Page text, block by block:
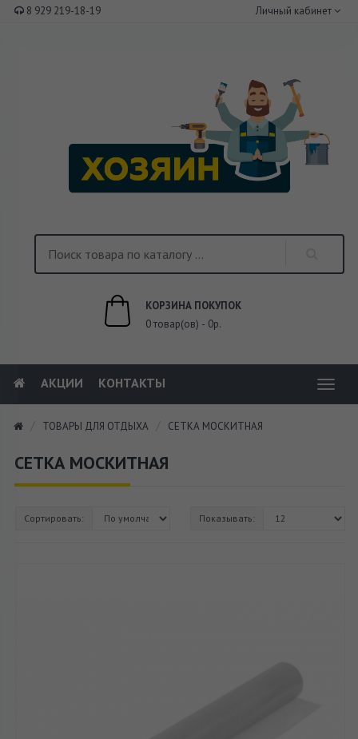
8 929 219-18-19 Личный кабинет
КОРЗИНА ПОКУПОК
0 товар(ов) - 0р.
АКЦИИ КОНТАКТЫ
ТОВАРЫ ДЛЯ ОТДЫХА СЕТКА МОСКИТНАЯ
СЕТКА МОСКИТНАЯ
Сортировать: Показывать: